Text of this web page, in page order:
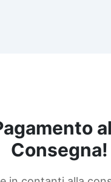
Consegna!